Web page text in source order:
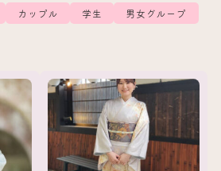
カップル 学生
男女グループ